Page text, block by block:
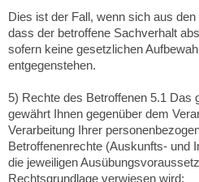
Dies ist der Fall, wenn sich aus
dass der betroffene Sachverhalt
sofern keine gesetzlichen
entgegenstehen.
5) Rechte des Betroffenen 5.1 Das
gewährt Ihnen gegenüber dem
Verarbeitung Ihrer
Betroffenenrechte (Auskunfts- und
die jeweiligen
Rechtsgrundlage verwiesen wird: